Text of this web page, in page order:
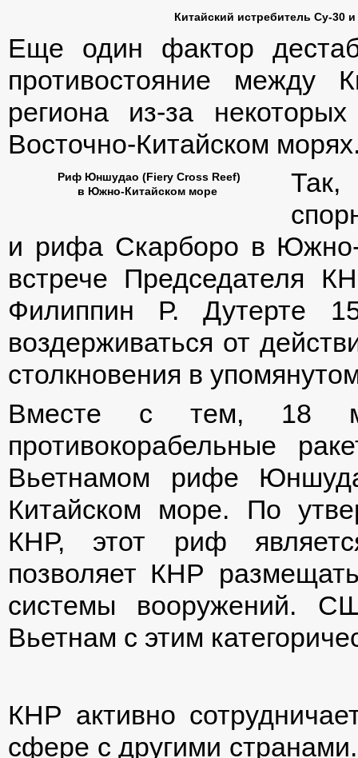
Китайский истребитель Су-30
Еще один фактор
противостояние между
региона из-за
Восточно-Китайском
Риф Юншудао (Fiery Cross Reef)
в Южно-Китайском море
и рифа Скарборо в Южно-
встрече Председателя
Филиппин Р. Дутерте
воздерживаться от
столкновения в
Вместе с тем, 18
противокорабельные
Вьетнамом рифе
Китайском море. По
КНР, этот риф
позволяет КНР
системы вооружений.
Вьетнам с этим
КНР активно
сфере с другими